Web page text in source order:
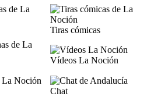
Tiras cómicas
Vídeos La Noción
Chat